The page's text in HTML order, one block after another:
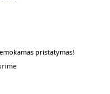
pristatymas!